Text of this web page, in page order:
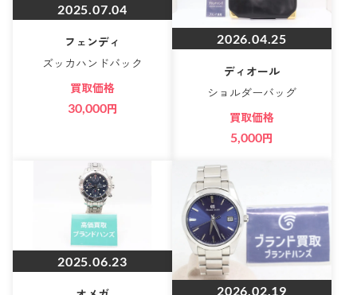
2025.07.04
フェンディ
ズッカハンドバック
買取価格
30,000円
2026.04.25
ディオール
ショルダーバッグ
買取価格
5,000円
2025.06.23
2026.02.19